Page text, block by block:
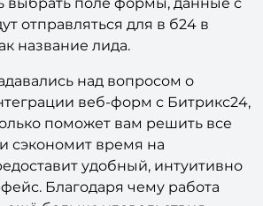
полей", есть
выбрать поле формы, данные с
отправляться для в б24 в
название лида.
над вопросом о
веб-форм с Битрикс24,
поможет вам решить все
сэкономит время на
удобный, интуитивно